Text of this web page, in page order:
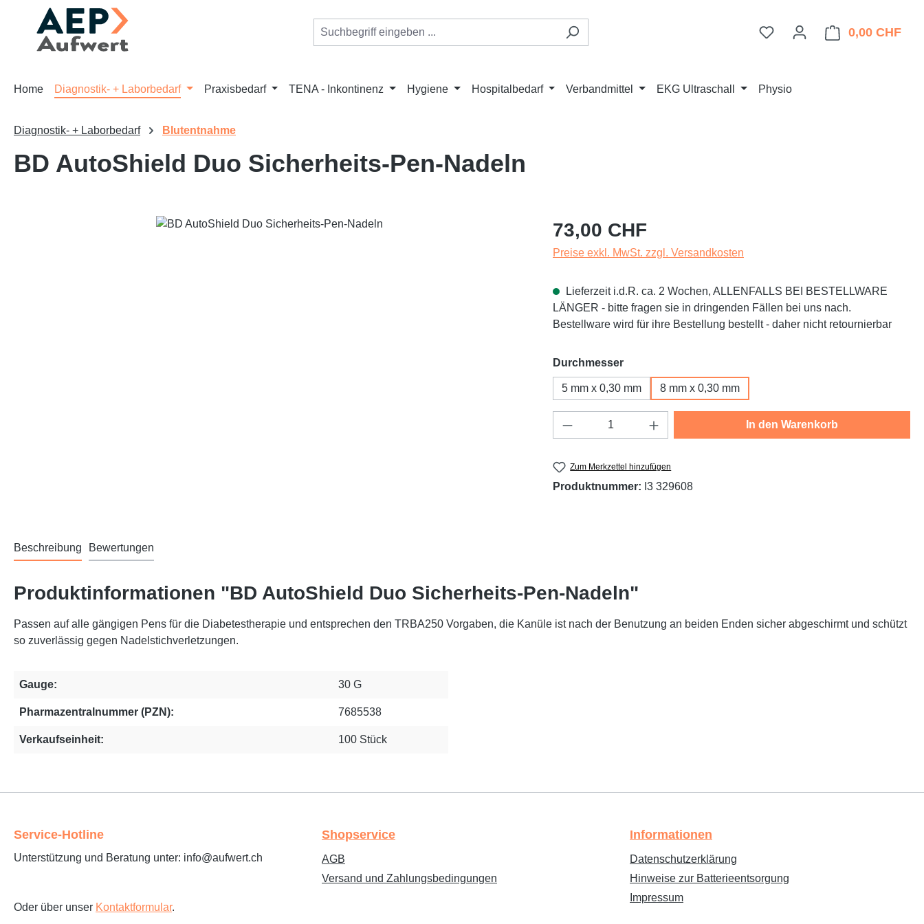
Hauptinhalt springen
Zur Suche springen
Zur Hauptnavigation springen
Du hast 0 Produkte auf dem
0,00 CHF
Home Diagnostik- + Laborbedarf Praxisbedarf TENA - Inkontinenz Hygiene Hospitalbedarf Verbandmittel EKG Ultraschall Physio
Diagnostik- + Laborbedarf Blutentnahme
BD AutoShield Duo Sicherheits-Pen-Nadeln
Regulärer Preis:
73,00 CHF
Preise exkl. MwSt. zzgl. Versandkosten
Lieferzeit i.d.R. ca. 2 Wochen, ALLENFALLS BEI BESTELLWARE
LÄNGER - bitte fragen sie in dringenden Fällen bei uns nach.
Bestellware wird für ihre Bestellung bestellt - daher nicht retournierbar
Durchmesserauswählen
5 mm x 0,30 mm 8 mm x 0,30 mm
Produkt Anzahl: Gib den gewünschten Wert ein
In den Warenkorb
Zum Merkzettel hinzufügen
Produktnummer: I3 329608
Beschreibung Bewertungen
Produktinformationen "BD AutoShield Duo Sicherheits-Pen-Nadeln"
Passen auf alle gängigen Pens für die Diabetestherapie und entsprechen den TRBA250 Vorgaben, die Kanüle ist nach der Benutzung an beiden Enden sicher abgeschirmt und schützt
so zuverlässig gegen Nadelstichverletzungen.
Gauge: 30 G
Pharmazentralnummer (PZN): 7685538
Verkaufseinheit: 100 Stück
Service-Hotline
Unterstützung und Beratung unter: info@aufwert.ch
Oder über unser Kontaktformular.
Shopservice
AGB
Versand und Zahlungsbedingungen
Informationen
Datenschutzerklärung
Hinweise zur Batterieentsorgung
Impressum